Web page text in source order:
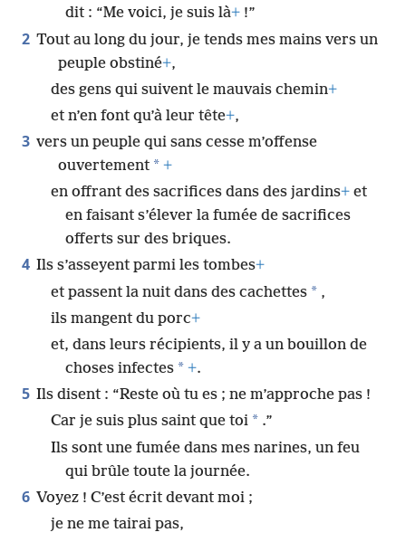
dit : “Me voici, je suis là+ !”
2 Tout au long du jour, je tends mes mains vers un
peuple obstiné+,
des gens qui suivent le mauvais chemin+
et n’en font qu’à leur tête+,
3 vers un peuple qui sans cesse m’offense
ouvertement * +
en offrant des sacrifices dans des jardins+ et
en faisant s’élever la fumée de sacrifices
offerts sur des briques.
4 Ils s’asseyent parmi les tombes+
et passent la nuit dans des cachettes * ,
ils mangent du porc+
et, dans leurs récipients, il y a un bouillon de
choses infectes * +.
5 Ils disent : “Reste où tu es ; ne m’approche pas !
Car je suis plus saint que toi * .”
Ils sont une fumée dans mes narines, un feu
qui brûle toute la journée.
6 Voyez ! C’est écrit devant moi ;
je ne me tairai pas,